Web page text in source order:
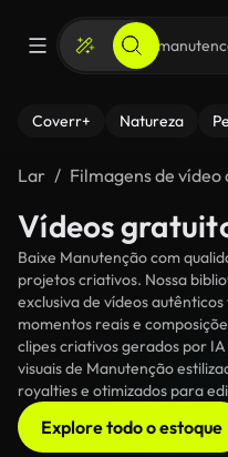
Coverr+ Natureza
Lar Filmagens de vídeo
Vídeos
Baixe Manutenção com
projetos criativos. Nossa
exclusiva de vídeos
momentos reais e
clipes criativos gerados por
visuais de Manutenção
royalties e otimizados para
Explore todo o estoque